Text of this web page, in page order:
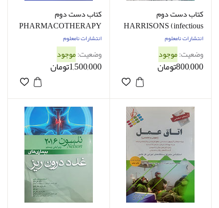
کتاب دست دوم
HARRISONS (infectious
diseases) 3rd edition Dennis
kasper - کاملا نو
انتشارات نامعلوم
وضعیت:موجود
800,000تومان
کتاب دست دوم
PHARMACOTHERAPY
HANDBOOK Eleventh
edition By Terry
schwinghammer - کاملا نو
انتشارات نامعلوم
وضعیت:موجود
1,500,000تومان